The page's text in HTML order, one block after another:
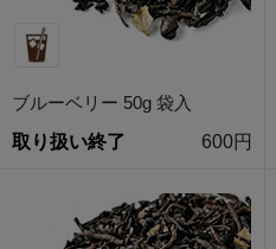
ブルーベリー 50g 袋入
取り扱い終了
600円